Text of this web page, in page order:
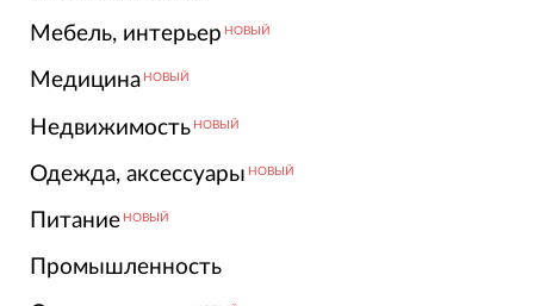
Мебель, интерьер НОВЫЙ
Медицина НОВЫЙ
Недвижимость НОВЫЙ
Одежда, аксессуары НОВЫЙ
Питание НОВЫЙ
Промышленность